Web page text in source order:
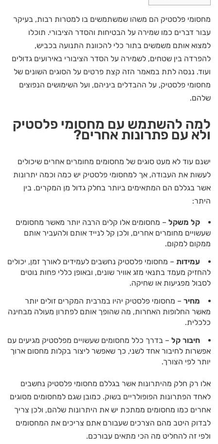
מחסומי פלסטיק הם משהו שמשתמשים בו למטרות רבות, בעיקר
עבור דברים כמו שמירה על הבטיחות והסדר הציבורי. תוכלו
למצוא אותם משמשים בתור כלי להכוונת התנועה בכביש,
להפרדה בין שטחים, לשמירה על הסדר הציבורי באירועים גדולים
ועוד. ננסה לתת במאמר הזה קצת פרטים על הסוגים השונים של
מחסומי פלסטיק, על ההבדלים ביניהם, ועל השימושים הנפוצים
שלהם.
למה להשתמש עם מחסומי פלסטיק
ולא עם פתרונות אחרים?
ישנם עוד לא מעט סוגים של מחסומים מחומרים אחרים שיכולים
לעשות את העבודה, אך למחסומי פלסטיק יש כמה וכמה יתרונות
אשר בגללם הם המתאימים ביותר בחלק גדול מן המקרים. בין
היתר:
קל משקל – מחסומים אלו קלים הרבה יותר מאשר מחסומים
שעשויים מחומרים אחרים, ולכן קל לנייד אותם ולהעביר אותם
ממקום למקום.
עמידות – מחסומי פלסטיק נחשבים לעמידים לאורך זמן, יכולים
להחזיק מעמד בתנאי מזג אוויר שונים, ובאופן כללי פחות נוטים
לסבול מפגיעות או שחיקה.
מחיר – מחסומי פלסטיק יהיו במרבית המקרים זולים יותר
מאשר החלופות האחרות, מה שהופך אותם לפתרון מעולה מבחינה
כלכלית.
חיבור קל – בדרך כלל מחסומים שעשויים מפלסטיק מגיעים עם
אפשרות לחיבור אחד לשני, כך שאפשר ליצור בקלות מחסום ארוך
יותר לפי הצורך.
אלו רק חלק מהיתרונות אשר בגללם מחסומי פלסטיק נחשבים
לאחד הפתרונות הפופולריים בשוק. כמובן שגם למחסומים מסוגים
אחרים כמו מחסומים ממתכת יש את היתרונות שלהם, ולכן צריך
לבדוק היטב מהם הצרכים שעבורם אתם צריכים את המחסומים
ולפי זה להחליט מה הכי מתאים עבורכם.